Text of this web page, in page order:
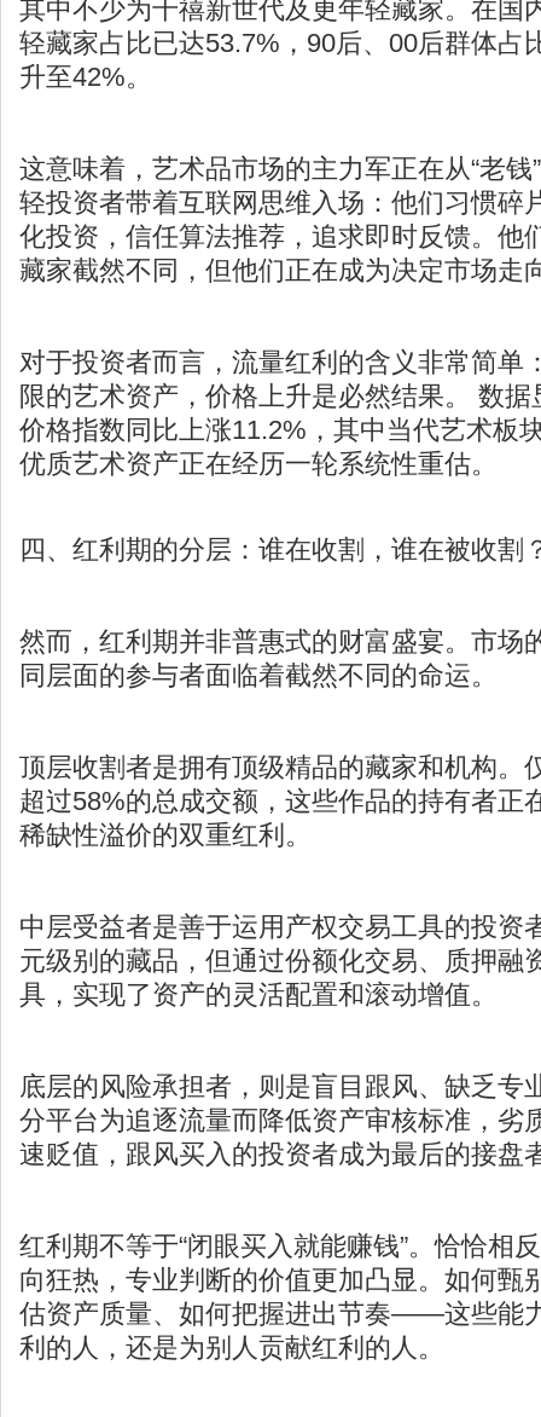
其中不少为千禧新世代及更年轻藏家。在国
轻藏家占比已达53.7%，90后、00后群体占
升至42%。
这意味着，艺术品市场的主力军正在从“老钱
轻投资者带着互联网思维入场：他们习惯碎
化投资，信任算法推荐，追求即时反馈。他
藏家截然不同，但他们正在成为决定市场走
对于投资者而言，流量红利的含义非常简单
限的艺术资产，价格上升是必然结果。 数据
价格指数同比上涨11.2%，其中当代艺术板
优质艺术资产正在经历一轮系统性重估。
四、红利期的分层：谁在收割，谁在被收割
然而，红利期并非普惠式的财富盛宴。市场
同层面的参与者面临着截然不同的命运。
顶层收割者是拥有顶级精品的藏家和机构。
超过58%的总成交额，这些作品的持有者正
稀缺性溢价的双重红利。
中层受益者是善于运用产权交易工具的投资
元级别的藏品，但通过份额化交易、质押融
具，实现了资产的灵活配置和滚动增值。
底层的风险承担者，则是盲目跟风、缺乏专
分平台为追逐流量而降低资产审核标准，劣
速贬值，跟风买入的投资者成为最后的接盘
红利期不等于“闭眼买入就能赚钱”。恰恰相
向狂热，专业判断的价值更加凸显。如何甄
估资产质量、如何把握进出节奏——这些能
利的人，还是为别人贡献红利的人。